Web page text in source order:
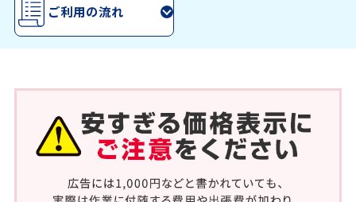
ご利用の流れ